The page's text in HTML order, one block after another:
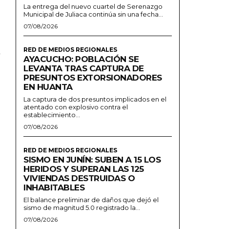
La entrega del nuevo cuartel de Serenazgo
Municipal de Juliaca continúa sin una fecha...
07/08/2026
RED DE MEDIOS REGIONALES
AYACUCHO: POBLACIÓN SE
LEVANTA TRAS CAPTURA DE
PRESUNTOS EXTORSIONADORES
EN HUANTA
La captura de dos presuntos implicados en el
atentado con explosivo contra el
establecimiento...
07/08/2026
RED DE MEDIOS REGIONALES
SISMO EN JUNÍN: SUBEN A 15 LOS
HERIDOS Y SUPERAN LAS 125
VIVIENDAS DESTRUIDAS O
INHABITABLES
El balance preliminar de daños que dejó el
sismo de magnitud 5.0 registrado la...
07/08/2026